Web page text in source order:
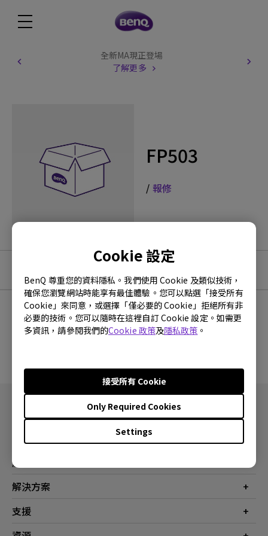
Cookie 設定
BenQ 尊重您的資料隱私。我們使用 Cookie 及類似技術，
確保您瀏覽網站時能享有最佳體驗。您可以點選「接受所有
Cookie」來同意，或選擇「僅必要的 Cookie」拒絕所有非
必要的技術。您可以隨時在這裡自訂 Cookie 設定。如需更
多資訊，請參閱我們的Cookie 政策及隱私政策 。
Settings
Only Required Cookies
接受所有 Cookie
全新MA現正登場
了解更多
FP503
/ 報修
沒有韌體與驅動程式
產品
投影機
燈具
解決方案
商業
支援
聯絡我們